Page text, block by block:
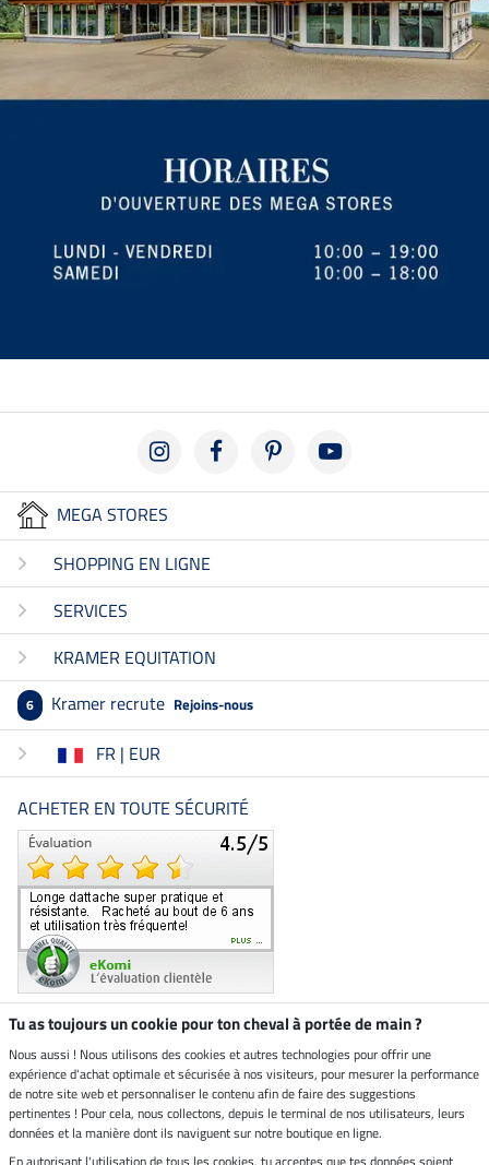
MEGA STORES
SHOPPING EN LIGNE
SERVICES
KRAMER EQUITATION
6 Kramer recrute Rejoins-nous
FR | EUR
ACHETER EN TOUTE SÉCURITÉ
Boutique climatiquement
neutre
Livraison par
Tu as toujours un cookie pour ton cheval à portée de main ?
Nous aussi ! Nous utilisons des cookies et autres technologies pour offrir une
expérience d'achat optimale et sécurisée à nos visiteurs, pour mesurer la performance
de notre site web et personnaliser le contenu afin de faire des suggestions
pertinentes ! Pour cela, nous collectons, depuis le terminal de nos utilisateurs, leurs
données et la manière dont ils naviguent sur notre boutique en ligne.